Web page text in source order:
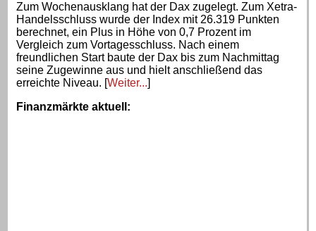
Zum Wochenausklang hat der Dax zugelegt. Zum Xetra-
Handelsschluss wurde der Index mit 26.319 Punkten
berechnet, ein Plus in Höhe von 0,7 Prozent im
Vergleich zum Vortagesschluss. Nach einem
freundlichen Start baute der Dax bis zum Nachmittag
seine Zugewinne aus und hielt anschließend das
erreichte Niveau. [Weiter...]
Finanzmärkte aktuell :